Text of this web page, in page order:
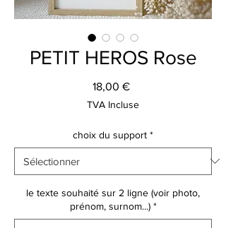
PETIT HEROS Rose
18,00 €Prix
TVA Incluse
choix du support *
le texte souhaité sur 2 ligne (voir photo,
prénom, surnom...) *